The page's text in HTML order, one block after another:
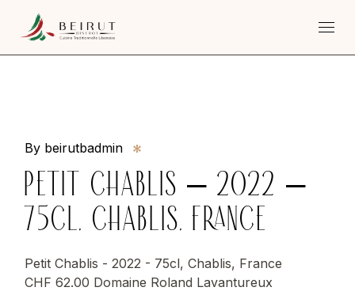
content
By beirutbadmin
PETIT CHABLIS – 2022 –
75CL, CHABLIS, FRANCE
Petit Chablis - 2022 - 75cl, Chablis, France
CHF 62.00 Domaine Roland Lavantureux